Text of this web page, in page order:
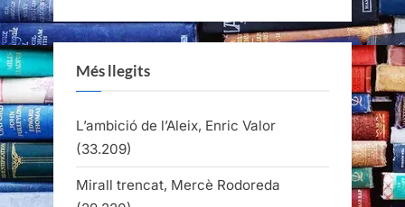
Més llegits
L’ambició de l’Aleix, Enric Valor
(33.209)
Mirall trencat, Mercè Rodoreda